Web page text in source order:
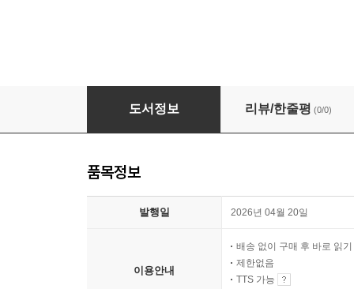
영화필름 현상 관리자 운영 가이드: 기준·절차·
도서정보 리뷰/한줄평 (0/0)
품목정보
발행일 2026년 04월 20일
이용안내
배송 없이 구매 후 바로 읽기
제한없음
TTS 가능